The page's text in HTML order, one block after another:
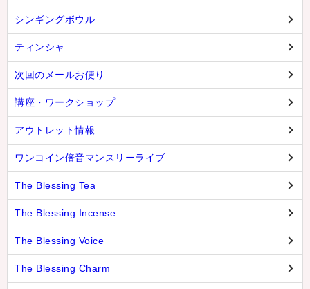
シンギングボウル
ティンシャ
次回のメールお便り
講座・ワークショップ
アウトレット情報
ワンコイン倍音マンスリーライブ
The Blessing Tea
The Blessing Incense
The Blessing Voice
The Blessing Charm